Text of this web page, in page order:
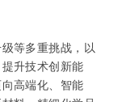
等多重挑战，以
升技术创新能
高端化、智能